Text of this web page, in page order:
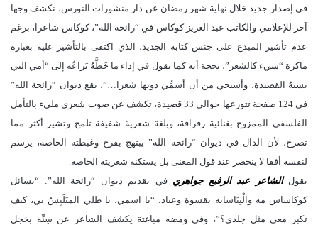
في إصدار جديد خلال نهاية شهر رمضان عن دار منشورات النورس، نكشف وجها
آخر للإعلامي والكاتب عبد العزيز كوكاس في “رائحة الله”، كوكاس شاعرا، برغم
عدم تأشير المبدع على جنس كتابه الجديد، الذي اكتفى بالتأشير عليه بعبارة
ماكرة “شيء كالشعر”، بحجة أنه كما يقول في إداء ما خَطَّهُ يَراعُه إلى “أمي التي
تشبهُ القصيدة، وأستحي من أن أسمِّيَ دونها شعرا…”، يقع ديوان “رائحة الله”
في 124 صفحة تتوزعها حوالي 33 قصيدة، تكشف عن صوت شعري مليء بالتأمل
الفلسفي الممزوج بغنائية رقراقة، وبلغة شعرية شفيفة تلمح وتشير أكثر مما
تصرح، لأن الدال في ديوان “رائحة الله” يبتهج بفرح وغبطته الخاصة، يرسم
لنفسه أفقا لا ينحصر عند قول المعنى بل يستكنه شعريته الخاصة.
يقول الشاعر عبد الرفيع جواهري في تقديم ديوان “رائحة الله”: “يسائل
كوكاساس مه والْتِبَاساته بقسوة وعناد: “يا اسمي، يا ظلي المتَلَبِسُ بي، كيف
تكبر معي مثل جلدي؟”، وفي ومضه مباغتة يكشف الشاعر عن سِنِّه بخجل